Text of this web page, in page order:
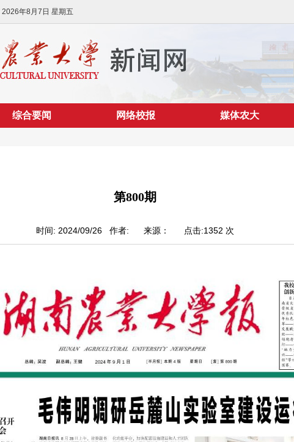
2026年8月7日 星期五
综合要闻 网络校报 媒体农大
第800期
时间: 2024/09/26 作者: 来源： 点击:1352 次